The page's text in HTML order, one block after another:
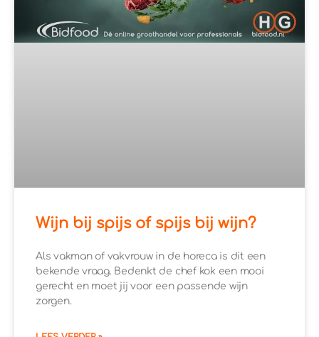
Wijn bij spijs of spijs bij wijn?
Als vakman of vakvrouw in de horeca is dit een
bekende vraag. Bedenkt de chef kok een mooi
gerecht en moet jij voor een passende wijn
zorgen.